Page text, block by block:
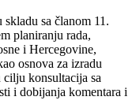
sa članom 11.
planiranju rada,
i Hercegovine,
osnova za izradu
konsultacija sa
i dobijanja komentara i